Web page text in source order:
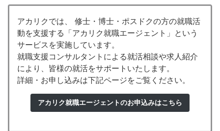
アカリクでは、 修士・博士・ポスドクの方の就職活
動を支援する「アカリク就職エージェント」という
サービスを実施しています。
就職支援コンサルタントによる就活相談や求人紹介
により、皆様の就活をサポートいたします。
詳細・お申し込みは下記ページをご覧ください。
アカリク就職エージェントのお申込みはこちら